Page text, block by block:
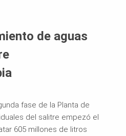
de aguas
fase de la Planta de
del salitre empezó el
605 millones de litros